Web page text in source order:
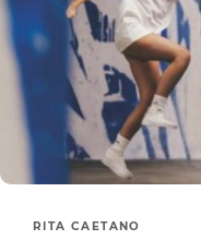
RITA CAETANO